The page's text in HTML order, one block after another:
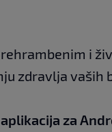
i
zdravlja vaših
za